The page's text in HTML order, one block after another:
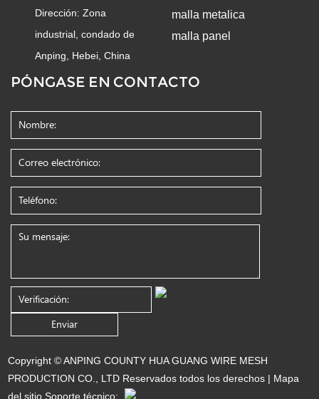
Dirección: Zona
industrial, condado de
Anping, Hebei, China
malla metalica
malla panel
PÓNGASE EN CONTACTO
Copyright © ANPING COUNTY HUA GUANG WIRE MESH
PRODUCTION CO., LTD Reservados todos los derechos | Mapa
del sitio Soporte técnico: